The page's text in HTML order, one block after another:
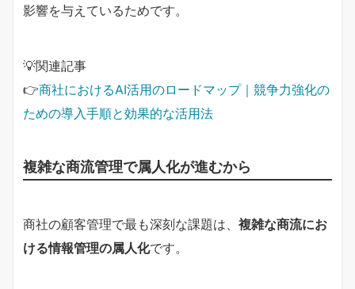
影響を与えているためです。
💡関連記事
👉商社におけるAI活用のロードマップ｜競争力強化の
ための導入手順と効果的な活用法
複雑な商流管理で属人化が進むから
商社の顧客管理で最も深刻な課題は、 複雑な商流にお
ける情報管理の属人化です。